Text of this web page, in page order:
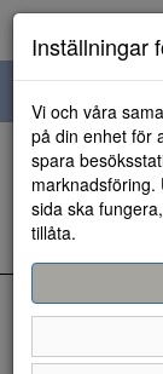
navigation
HEM
Kunde inte hitta
Inställningar
Vi och våra
på din enhet för
spara
marknadsföring.
sida ska
tillåta.